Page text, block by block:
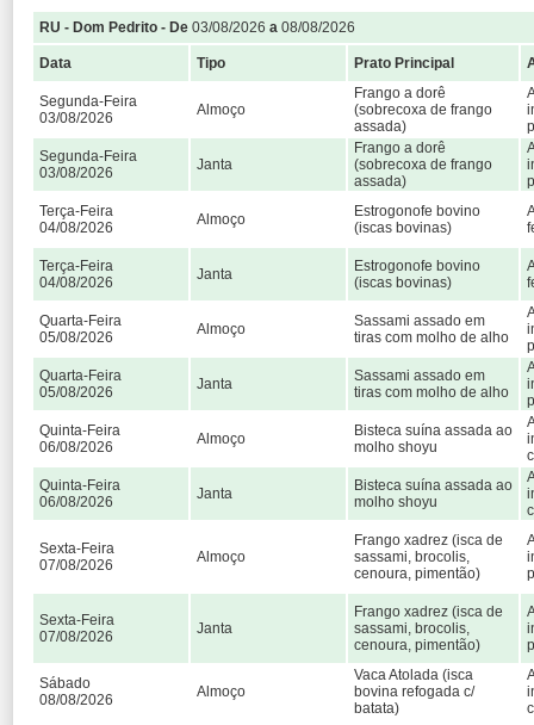
RU - Dom Pedrito - De 03/08/2026 a 08/08/2026
Data Tipo Prato Principal
Segunda-Feira
03/08/2026
Almoço
Frango a dorê
(sobrecoxa de frango
assada)
Segunda-Feira
03/08/2026
Janta
Frango a dorê
(sobrecoxa de frango
assada)
Terça-Feira
04/08/2026
Almoço
Estrogonofe bovino
(iscas bovinas)
Terça-Feira
04/08/2026
Janta
Estrogonofe bovino
(iscas bovinas)
Quarta-Feira
05/08/2026
Almoço
Sassami assado em
tiras com molho de alho
Quarta-Feira
05/08/2026
Janta
Sassami assado em
tiras com molho de alho
Quinta-Feira
06/08/2026
Almoço
Bisteca suína assada ao
molho shoyu
Quinta-Feira
06/08/2026
Janta
Bisteca suína assada ao
molho shoyu
Sexta-Feira
07/08/2026
Almoço
Frango xadrez (isca de
sassami, brocolis,
cenoura, pimentão)
Sexta-Feira
07/08/2026
Janta
Frango xadrez (isca de
sassami, brocolis,
cenoura, pimentão)
Sábado
08/08/2026
Almoço
Vaca Atolada (isca
bovina refogada c/
batata)